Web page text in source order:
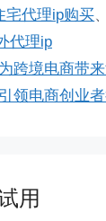
宅代理ip购买
代理ip
跨境电商带
领电商创业
用